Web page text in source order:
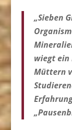
„Sieben
wiegt ein
Müttern